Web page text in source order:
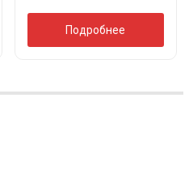
Подробнее